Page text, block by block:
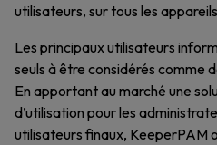
utilisateurs, sur tous les
Les principaux utilisateurs
seuls à être considérés comme
En apportant au marché une
d’utilisation pour les
utilisateurs finaux, KeeperPAM